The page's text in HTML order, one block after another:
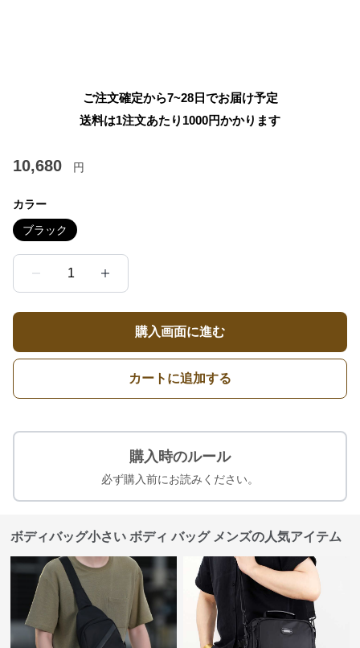
ご注文確定から7~28日でお届け予定
送料は1注文あたり 1000円かかります
10,680 円
カラー
ブラック
1
購入画面に進む
カートに追加する
購入時のルール
必ず購入前にお読みください。
ボディバッグ小さい ボディ バッグ メンズの人気アイテム